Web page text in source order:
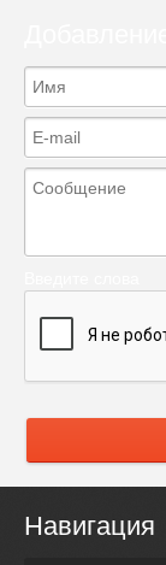
Навигация